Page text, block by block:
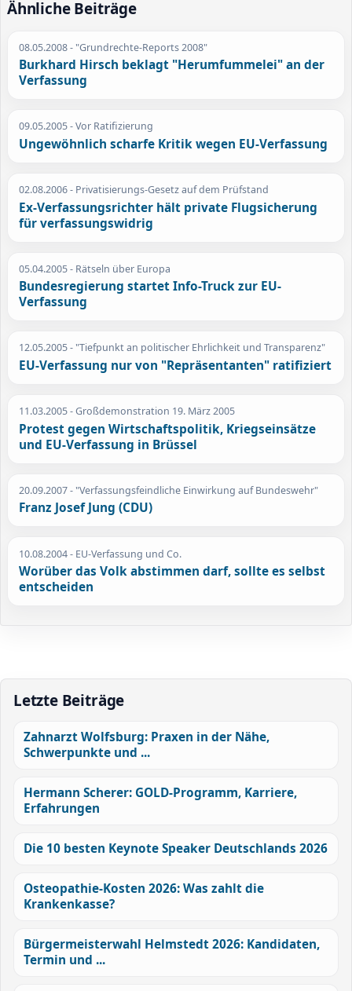
Ähnliche Beiträge
08.05.2008- "Grundrechte-Reports 2008"
Burkhard Hirsch beklagt "Herumfummelei" an der
Verfassung
09.05.2005- Vor Ratifizierung
Ungewöhnlich scharfe Kritik wegen EU-Verfassung
02.08.2006- Privatisierungs-Gesetz auf dem Prüfstand
Ex-Verfassungsrichter hält private Flugsicherung
für verfassungswidrig
05.04.2005- Rätseln über Europa
Bundesregierung startet Info-Truck zur EU-
Verfassung
12.05.2005- "Tiefpunkt an politischer Ehrlichkeit und Transparenz"
EU-Verfassung nur von "Repräsentanten" ratifiziert
11.03.2005- Großdemonstration 19. März 2005
Protest gegen Wirtschaftspolitik, Kriegseinsätze
und EU-Verfassung in Brüssel
20.09.2007- "Verfassungsfeindliche Einwirkung auf Bundeswehr"
Franz Josef Jung (CDU)
10.08.2004- EU-Verfassung und Co.
Worüber das Volk abstimmen darf, sollte es selbst
entscheiden
Letzte Beiträge
Zahnarzt Wolfsburg: Praxen in der Nähe,
Schwerpunkte und ...
Hermann Scherer: GOLD-Programm, Karriere,
Erfahrungen
Die 10 besten Keynote Speaker Deutschlands 2026
Osteopathie-Kosten 2026: Was zahlt die
Krankenkasse?
Bürgermeisterwahl Helmstedt 2026: Kandidaten,
Termin und ...